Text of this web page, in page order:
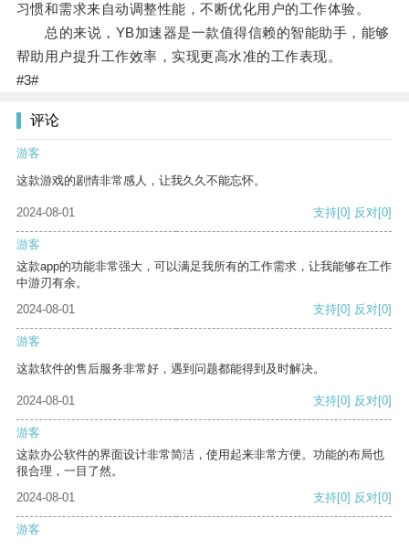
习惯和需求来自动调整性能，不断优化用户的工作体验。
总的来说，YB加速器是一款值得信赖的智能助手，能够
帮助用户提升工作效率，实现更高水准的工作表现。
#3#
评论
游客
这款游戏的剧情非常感人，让我久久不能忘怀。
2024-08-01 支持[0] 反对[0]
游客
这款app的功能非常强大，可以满足我所有的工作需求，让我能够在工作
中游刃有余。
2024-08-01
支持[0] 反对[0]
游客
这款软件的售后服务非常好，遇到问题都能得到及时解决。
2024-08-01 支持[0] 反对[0]
游客
这款办公软件的界面设计非常简洁，使用起来非常方便。功能的布局也
很合理，一目了然。
2024-08-01
支持[0] 反对[0]
游客